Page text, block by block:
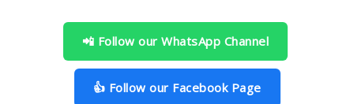
📲 Follow our WhatsApp Channel
👍 Follow our Facebook Page